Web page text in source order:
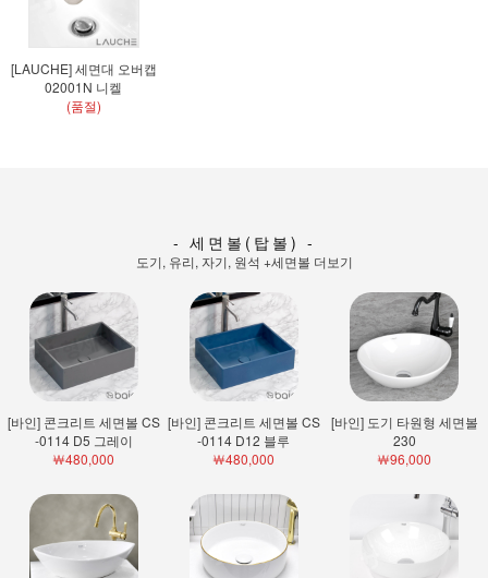
[LAUCHE] 세면대 오버캡
02001N 니켈
(품절)
- 세면볼(탑볼) -
도기, 유리, 자기, 원석 +세면볼 더보기
[바인] 콘크리트 세면볼 CS
-0114 D5 그레이
￦480,000
[바인] 콘크리트 세면볼 CS
-0114 D12 블루
￦480,000
[바인] 도기 타원형 세면볼
230
￦96,000